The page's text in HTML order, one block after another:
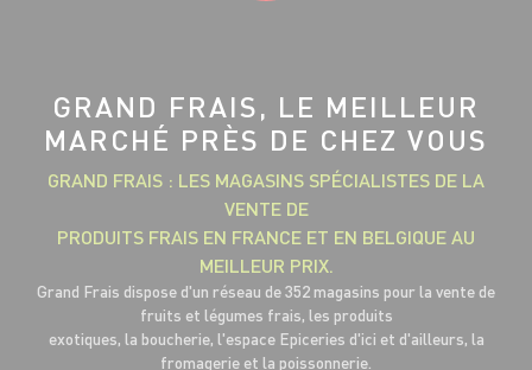
GRAND FRAIS, LE MEILLEUR
MARCHÉ PRÈS DE CHEZ VOUS
GRAND FRAIS : LES MAGASINS SPÉCIALISTES DE LA
VENTE DE
PRODUITS FRAIS EN FRANCE ET EN BELGIQUE AU
MEILLEUR PRIX.
Grand Frais dispose d'un réseau de 352 magasins pour la vente de
fruits et légumes frais, les produits
exotiques, la boucherie, l'espace Epiceries d'ici et d'ailleurs, la
fromagerie et la poissonnerie.